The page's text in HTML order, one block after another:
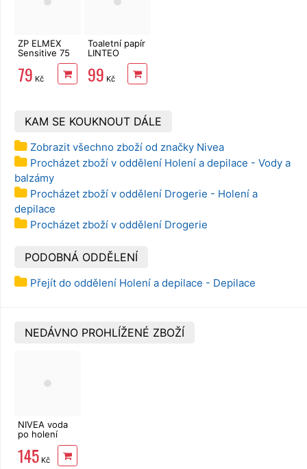
ZP ELMEX
Sensitive 75
79 Kč
Toaletní papír
LINTEO
3vrstvý 16
rolí, 240 m
99 Kč
KAM SE KOUKNOUT DÁLE
Zobrazit všechno zboží od značky Nivea
Procházet zboží v oddělení Holení a depilace - Vody a
balzámy
Procházet zboží v oddělení Drogerie - Holení a
depilace
Procházet zboží v oddělení Drogerie
PODOBNÁ ODDĚLENÍ
Přejít do oddělení Holení a depilace - Depilace
NEDÁVNO PROHLÍŽENÉ ZBOŽÍ
NIVEA voda
po holení
Sensitive 100
ml
145 Kč